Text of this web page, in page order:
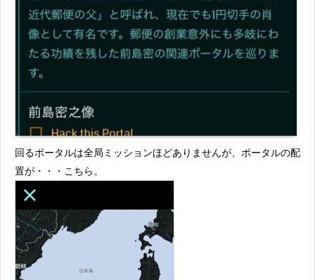
回るポータルは全局ミッションほどありませんが、ポータルの配
置が・・・こちら。